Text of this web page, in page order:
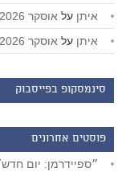
איתן על אוסקר 2026: כל הזוכים
איתן על אוסקר 2026: כל הזוכים
סינמסקופ בפייסבוק
פוסטים אחרונים
״ספיידרמן: יום